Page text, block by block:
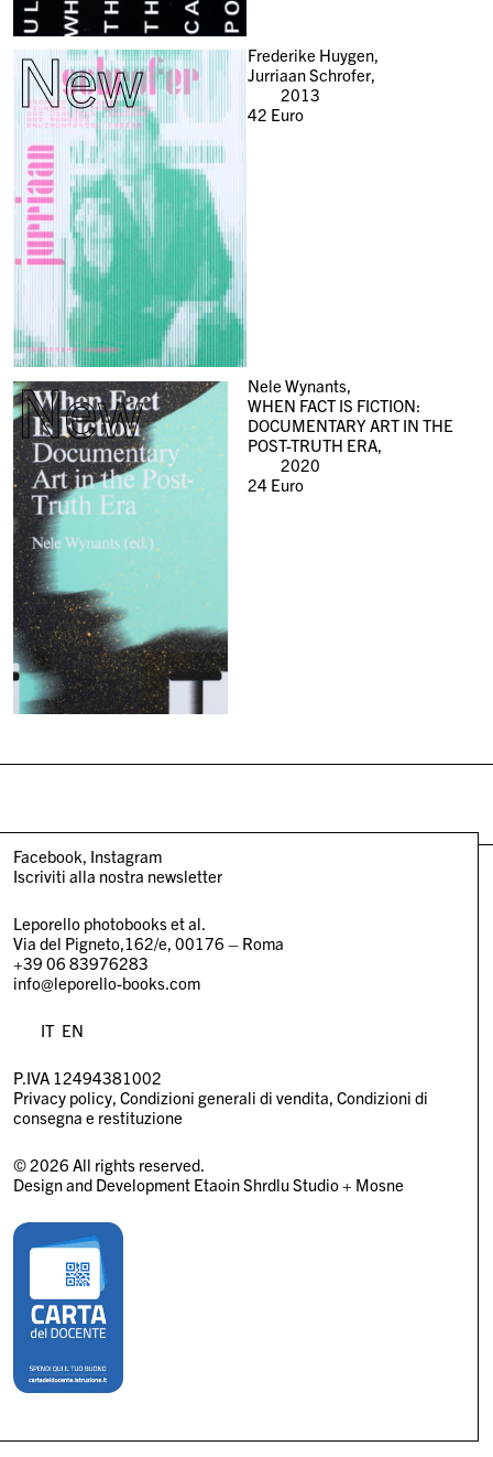
New
Frederike Huygen,
Jurriaan Schrofer,
2013
42 Euro
New
Nele Wynants,
WHEN FACT IS FICTION:
DOCUMENTARY ART IN THE
POST-TRUTH ERA,
2020
24Euro
Facebook Instagram
Iscriviti alla nostra newsletter
Leporello photobooks et al.
Via del Pigneto,162/e, 00176 – Roma
+39 06 83976283
info@leporello-books.com
IT EN
P.IVA 12494381002
Privacy policy Condizioni generali di vendita Condizioni di
consegna e restituzione
© 2026 All rights reserved.
Design and Development Etaoin Shrdlu Studio+ Mosne